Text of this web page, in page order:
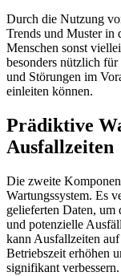
Durch die Nutzung
Trends und Muster in
Menschen sonst
besonders nützlich
und Störungen im
einleiten können.
Prädiktive
Ausfallzeiten
Die zweite
Wartungssystem. Es
gelieferten Daten, um
und potenzielle
kann Ausfallzeiten
Betriebszeit erhöhen
signifikant verbessern.